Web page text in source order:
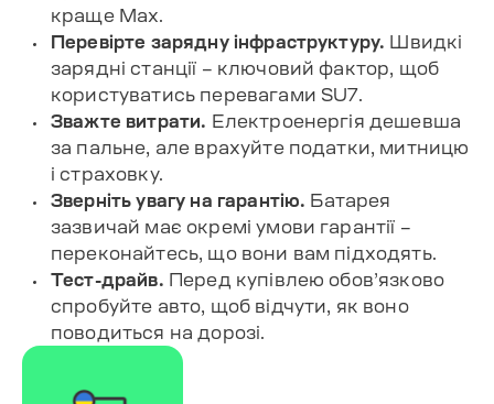
краще Max.
Перевірте зарядну інфраструктуру. Швидкі
зарядні станції – ключовий фактор, щоб
користуватись перевагами SU7.
Зважте витрати. Електроенергія дешевша
за пальне, але врахуйте податки, митницю
і страховку.
Зверніть увагу на гарантію. Батарея
зазвичай має окремі умови гарантії –
переконайтесь, що вони вам підходять.
Тест-драйв. Перед купівлею обов’язково
спробуйте авто, щоб відчути, як воно
поводиться на дорозі.